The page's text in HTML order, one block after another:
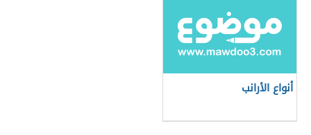
أنواع الأرانب